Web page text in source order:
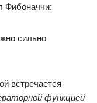
Фибоначчи:
сильно
встречается
функцией